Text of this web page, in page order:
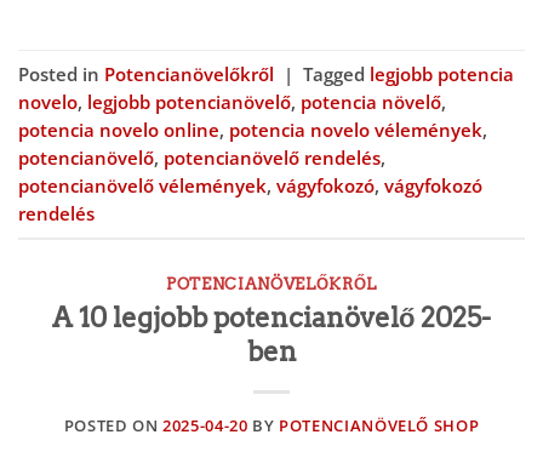
Posted in Potencianövelőkről | Tagged legjobb potencia
novelo, legjobb potencianövelő, potencia növelő,
potencia novelo online, potencia novelo vélemények,
potencianövelő, potencianövelő rendelés,
potencianövelő vélemények, vágyfokozó, vágyfokozó
rendelés
POTENCIANÖVELŐKRŐL
A 10 legjobb potencianövelő 2025-
ben
POSTED ON2025-04-20 BY POTENCIANÖVELŐ SHOP